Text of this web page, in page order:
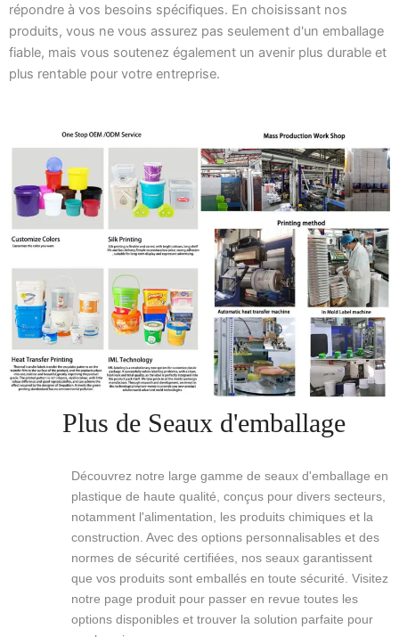
répondre à vos besoins spécifiques. En choisissant nos
produits, vous ne vous assurez pas seulement d'un emballage
fiable, mais vous soutenez également un avenir plus durable et
plus rentable pour votre entreprise.
Plus de Seaux d'emballage
Découvrez notre large gamme de seaux d'emballage en
plastique de haute qualité, conçus pour divers secteurs,
notamment l'alimentation, les produits chimiques et la
construction. Avec des options personnalisables et des
normes de sécurité certifiées, nos seaux garantissent
que vos produits sont emballés en toute sécurité. Visitez
notre page produit pour passer en revue toutes les
options disponibles et trouver la solution parfaite pour